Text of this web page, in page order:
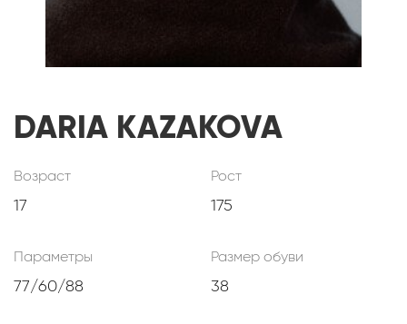
DARIA KAZAKOVA
Возраст
17
Рост
175
Параметры
77/60/88
Размер обуви
38